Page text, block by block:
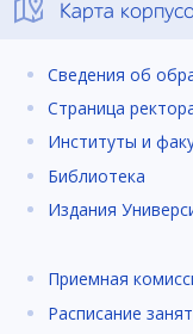
Карта
Сведения об
Страница
Институты и
Библиотека
Издания
Приемная
Расписание